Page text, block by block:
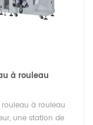
à rouleau
à rouleau
une station de